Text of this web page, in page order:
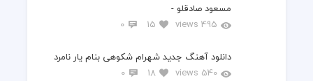
مسعود صادقلو -
495 views
15
0
دانلود آهنگ جدید شهرام شکوهی بنام یار نامرد
540 views
18
0